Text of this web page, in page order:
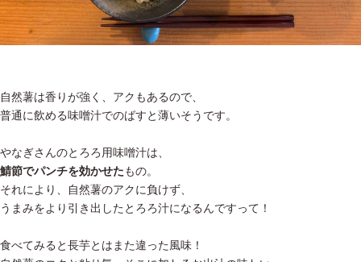
自然薯は香りが強く、アクもあるので、
普通に飲める味噌汁でのばすと薄いそうです。
やなぎさんのとろろ用味噌汁は、
鯖節でパンチを効かせたもの。
それにより、自然薯のアクに負けず、
うまみをより引き出したとろろ汁になるんですって！
食べてみると長芋とはまた違った風味！